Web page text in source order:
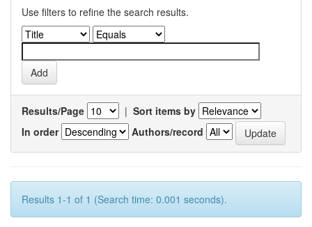
Use filters to refine the search results.
Results/Page | Sort items by
In order
Authors/record
Results 1-1 of 1 (Search time: 0.001 seconds).